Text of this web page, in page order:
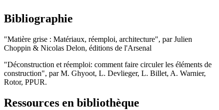
Bibliographie
"Matière grise : Matériaux, réemploi, architecture", par Julien
Choppin & Nicolas Delon, éditions de l'Arsenal
"Déconstruction et réemploi: comment faire circuler les éléments de
construction", par M. Ghyoot, L. Devlieger, L. Billet, A. Warnier,
Rotor, PPUR.
Ressources en bibliothèque